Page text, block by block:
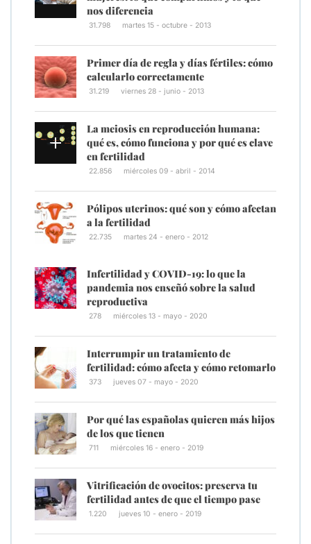
nos diferencia
31.798 martes 15 - octubre - 2013
Primer día de regla y días fértiles: cómo
calcularlo correctamente
31.219 viernes 28 - junio - 2013
La meiosis en reproducción humana:
qué es, cómo funciona y por qué es clave
en fertilidad
22.856 miércoles 09 - abril - 2014
Pólipos uterinos: qué son y cómo afectan
a la fertilidad
22.735 martes 24 - enero - 2012
Infertilidad y COVID-19: lo que la
pandemia nos enseñó sobre la salud
reproductiva
278 miércoles 13 - mayo - 2020
Interrumpir un tratamiento de
fertilidad: cómo afecta y cómo retomarlo
373 jueves 07 - mayo - 2020
Por qué las españolas quieren más hijos
de los que tienen
711 miércoles 16 - enero - 2019
Vitrificación de ovocitos: preserva tu
fertilidad antes de que el tiempo pase
1.220 jueves 10 - enero - 2019